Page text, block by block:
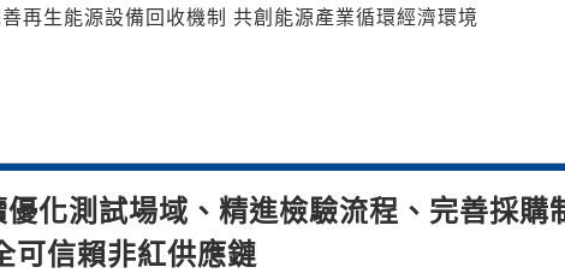
再生能源設備回收機制 共創能源產業循環經濟環境
化測試場域、精進檢驗流程、完善採購
可信賴非紅供應鏈